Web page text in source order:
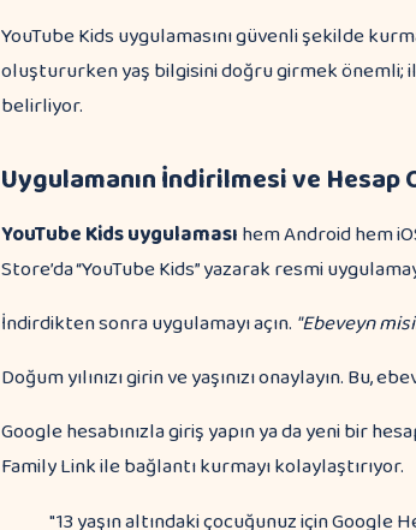
YouTube Kids uygulamasını güvenli şekilde
oluştururken yaş bilgisini doğru girmek önemli;
belirliyor.
Uygulamanın İndirilmesi ve Hesap
YouTube Kids uygulamasıhem Android hem
Store’da “YouTube Kids” yazarak resmi
İndirdikten sonra uygulamayı açın. "Ebeveyn
Doğum yılınızı girin ve yaşınızı onaylayın.
Google hesabınızla giriş yapın ya da yeni bir
Family Link ile bağlantı kurmayı kolaylaştırıyor.
"13 yaşın altındaki çocuğunuz için Google